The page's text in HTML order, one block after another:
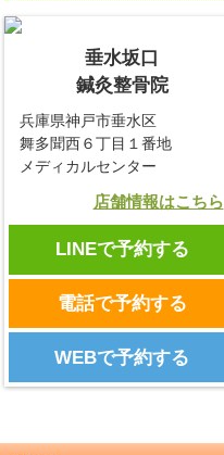
垂水坂口
鍼灸整骨院
兵庫県神戸市垂水区
舞多聞西６丁目１番地
メディカルセンター
店舗情報はこちら
LINEで予約する
電話で予約する
WEBで予約する